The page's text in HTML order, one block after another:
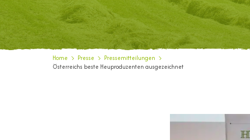
Home Presse
Pressemitteilungen
Österreichs beste Heuproduzenten ausgezeichnet